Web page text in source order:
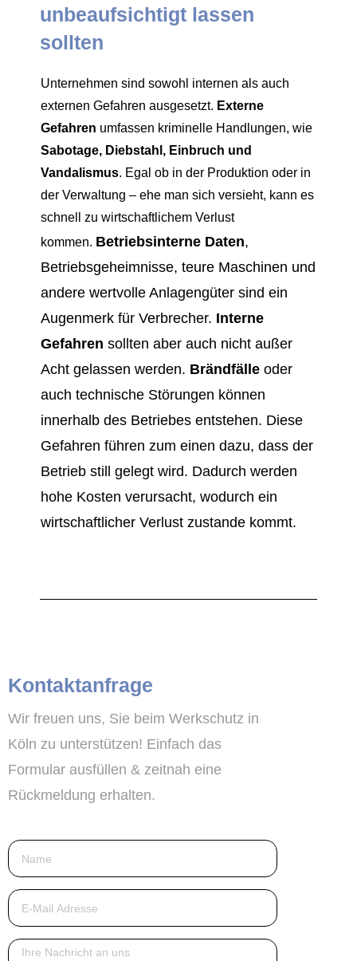
unbeaufsichtigt lassen
sollten
Unternehmen sind sowohl internen als auch
externen Gefahren ausgesetzt. Externe
Gefahren umfassen kriminelle Handlungen, wie
Sabotage, Diebstahl, Einbruch und
Vandalismus. Egal ob in der Produktion oder in
der Verwaltung – ehe man sich versieht, kann es
schnell zu wirtschaftlichem Verlust
kommen. Betriebsinterne Daten,
Betriebsgeheimnisse, teure Maschinen und
andere wertvolle Anlagengüter sind ein
Augenmerk für Verbrecher. Interne
Gefahren sollten aber auch nicht außer
Acht gelassen werden. Brändfälle oder
auch technische Störungen können
innerhalb des Betriebes entstehen. Diese
Gefahren führen zum einen dazu, dass der
Betrieb still gelegt wird. Dadurch werden
hohe Kosten verursacht, wodurch ein
wirtschaftlicher Verlust zustande kommt.
Kontaktanfrage
Wir freuen uns, Sie beim Werkschutz in
Köln zu unterstützen! Einfach das
Formular ausfüllen & zeitnah eine
Rückmeldung erhalten.